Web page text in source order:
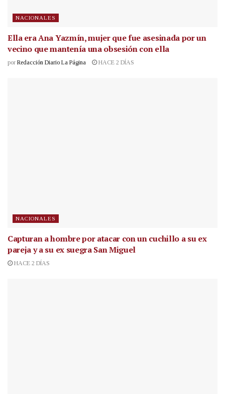
NACIONALES
Ella era Ana Yazmín, mujer que fue asesinada por un
vecino que mantenía una obsesión con ella
por Redacción Diario La Página HACE 2 DÍAS
NACIONALES
Capturan a hombre por atacar con un cuchillo a su ex
pareja y a su ex suegra San Miguel
HACE 2 DÍAS